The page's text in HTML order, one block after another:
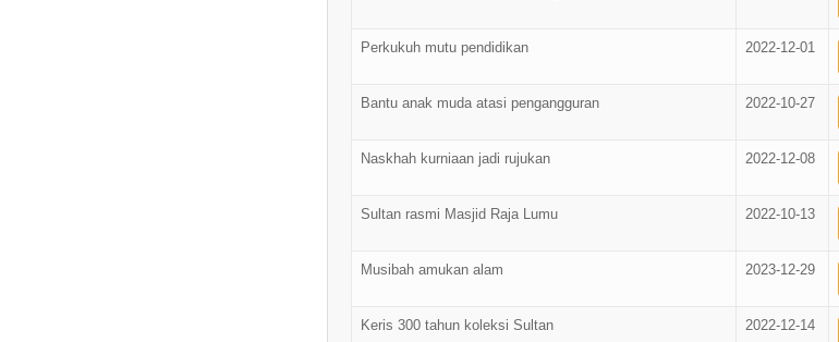
Perkukuh mutu pendidikan 2022-12-01
Bantu anak muda atasi pengangguran 2022-10-27
Naskhah kurniaan jadi rujukan 2022-12-08
Sultan rasmi Masjid Raja Lumu 2022-10-13
Musibah amukan alam 2023-12-29
Keris 300 tahun koleksi Sultan 2022-12-14